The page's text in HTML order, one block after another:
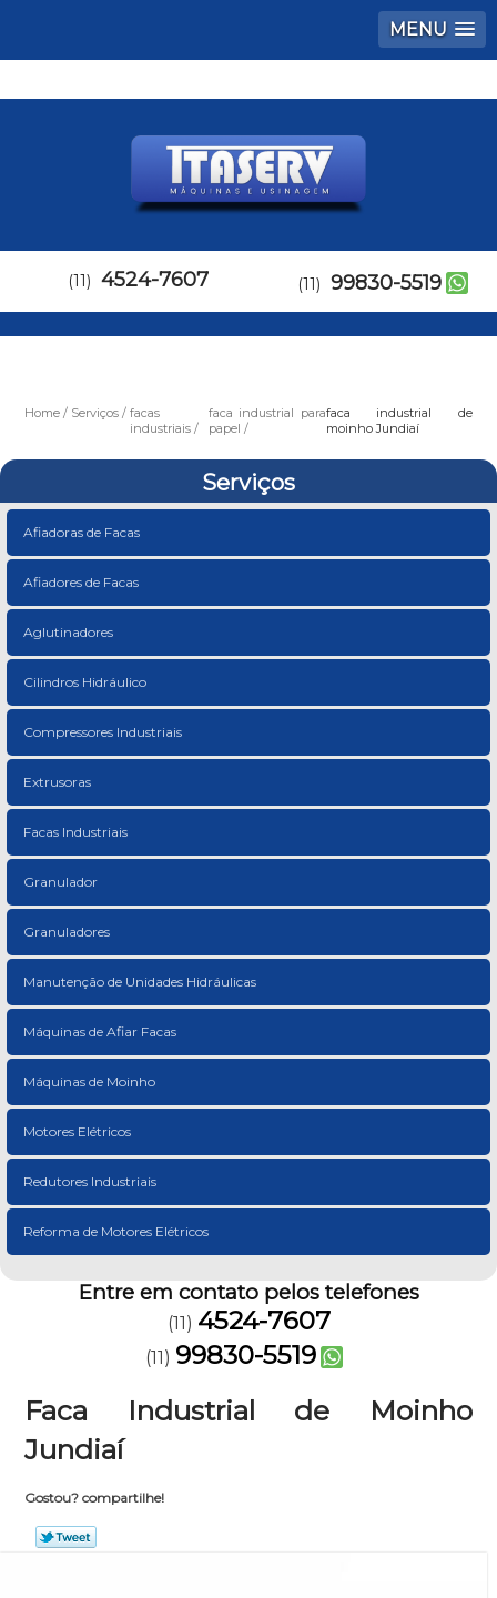
MENU
(11) 4524-7607 (11) 99830-5519
Home Serviços
facas
industriais
faca industrial para
papel
faca industrial de
moinho Jundiaí
Serviços
Afiadoras de Facas
Afiadores de Facas
Aglutinadores
Cilindros Hidráulico
Compressores Industriais
Extrusoras
Facas Industriais
Granulador
Granuladores
Manutenção de Unidades Hidráulicas
Máquinas de Afiar Facas
Máquinas de Moinho
Motores Elétricos
Redutores Industriais
Reforma de Motores Elétricos
Entre em contato pelos telefones
(11) 4524-7607
(11) 99830-5519
Faca Industrial de Moinho
Jundiaí
Gostou? compartilhe!